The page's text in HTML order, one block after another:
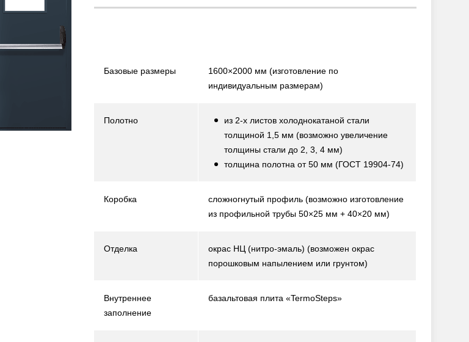
Базовые размеры 1600×2000 мм (изготовление по
индивидуальным размерам)
Полотно
из 2-х листов холоднокатаной стали
толщиной 1,5 мм (возможно увеличение
толщины стали до 2, 3, 4 мм)
толщина полотна от 50 мм (ГОСТ 19904-74)
Коробка сложногнутый профиль (возможно изготовление
из профильной трубы 50×25 мм + 40×20 мм)
Отделка окрас НЦ (нитро-эмаль) (возможен окрас
порошковым напылением или грунтом)
Внутреннее
заполнение
базальтовая плита «TermoSteps»